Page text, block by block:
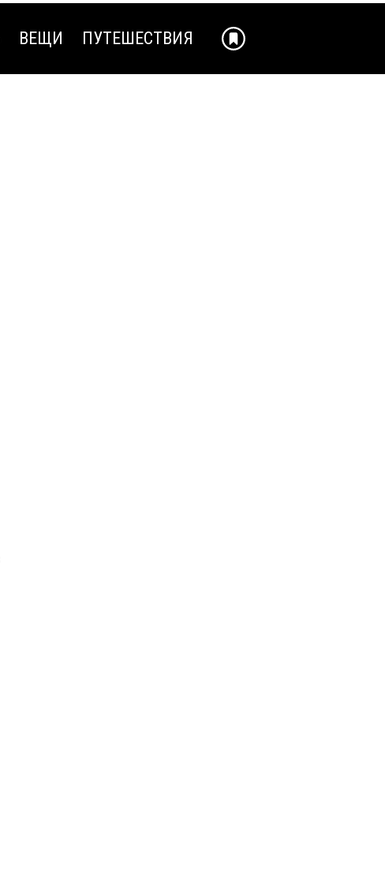
ВЕЩИ ПУТЕШЕСТВИЯ